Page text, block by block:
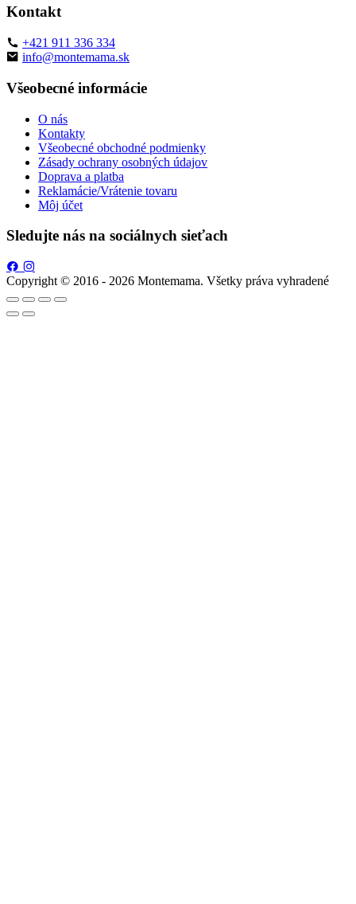
Kontakt
+421 911 336 334
info@montemama.sk
Všeobecné informácie
O nás
Kontakty
Všeobecné obchodné podmienky
Zásady ochrany osobných údajov
Doprava a platba
Reklamácie/Vrátenie tovaru
Môj účet
Sledujte nás na sociálnych sieťach
Copyright © 2016 - 2026 Montemama. Všetky práva vyhradené